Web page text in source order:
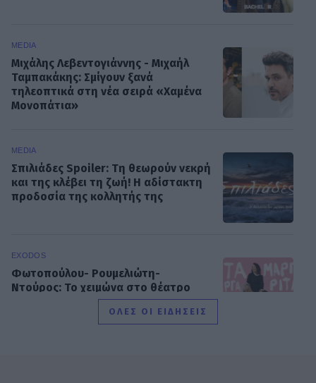
MEDIA
Μιχάλης Λεβεντογιάννης - Μιχαήλ
Ταμπακάκης: Σμίγουν ξανά
τηλεοπτικά στη νέα σειρά «Χαμένα
Μονοπάτια»
MEDIA
Σπιλιάδες Spoiler: Τη θεωρούν νεκρή
και της κλέβει τη ζωή! Η αδίστακτη
προδοσία της κολλητής της
EXODOS
Φωτοπούλου- Ρουμελιώτη-
Ντούρος: Το χειμώνα στο θέατρο
ΟΛΕΣ ΟΙ ΕΙΔΗΣΕΙΣ